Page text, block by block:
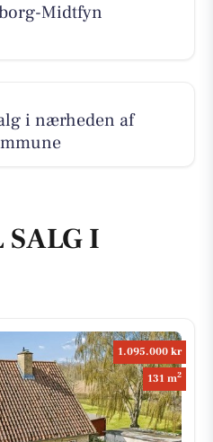
Midtfyn
i nærheden af
SALG I
1.095.000 kr
131 m2